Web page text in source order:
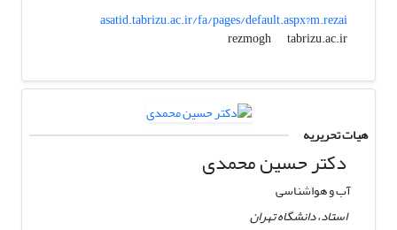
asatid.tabrizu.ac.ir/fa/pages/default.aspx?m.rezai
rezmogh
tabrizu.ac.ir
هیات تحریریه
دکتر حسین محمدی
آب و هواشناسی
استاد، دانشگاه تهران